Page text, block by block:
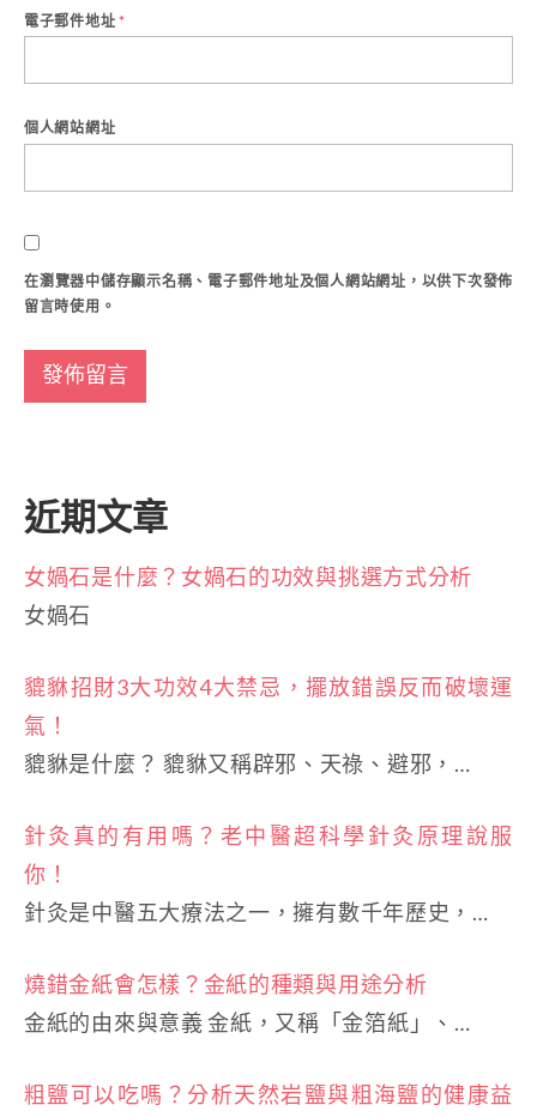
電子郵件地址 *
個人網站網址
在瀏覽器中儲存顯示名稱、電子郵件地址及個人網站網址，以供下次發佈
留言時使用。
近期文章
女媧石是什麼？女媧石的功效與挑選方式分析
女媧石
貔貅招財3大功效4大禁忌，擺放錯誤反而破壞運
氣！
貔貅是什麼？ 貔貅又稱辟邪、天祿、避邪，…
針灸真的有用嗎？老中醫超科學針灸原理說服
你！
針灸是中醫五大療法之一，擁有數千年歷史，…
燒錯金紙會怎樣？金紙的種類與用途分析
金紙的由來與意義 金紙，又稱「金箔紙」、…
粗鹽可以吃嗎？分析天然岩鹽與粗海鹽的健康益